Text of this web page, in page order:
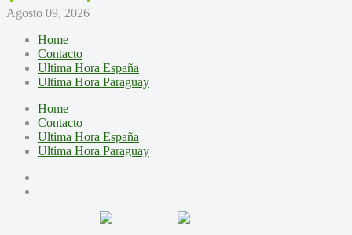
Agosto 09, 2026
Home
Contacto
Ultima Hora España
Ultima Hora Paraguay
Home
Contacto
Ultima Hora España
Ultima Hora Paraguay